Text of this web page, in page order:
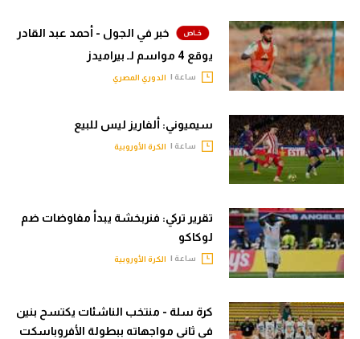
خبر في الجول - أحمد عبد القادر
يوقع 4 مواسم لـ بيراميدز
ساعة | الدوري المصري
سيميوني: ألفاريز ليس للبيع
ساعة | الكرة الأوروبية
تقرير تركي: فنربخشة يبدأ مفاوضات ضم
لوكاكو
ساعة | الكرة الأوروبية
كرة سلة - منتخب الناشئات يكتسح بنين
في ثاني مواجهاته ببطولة الأفروباسكت